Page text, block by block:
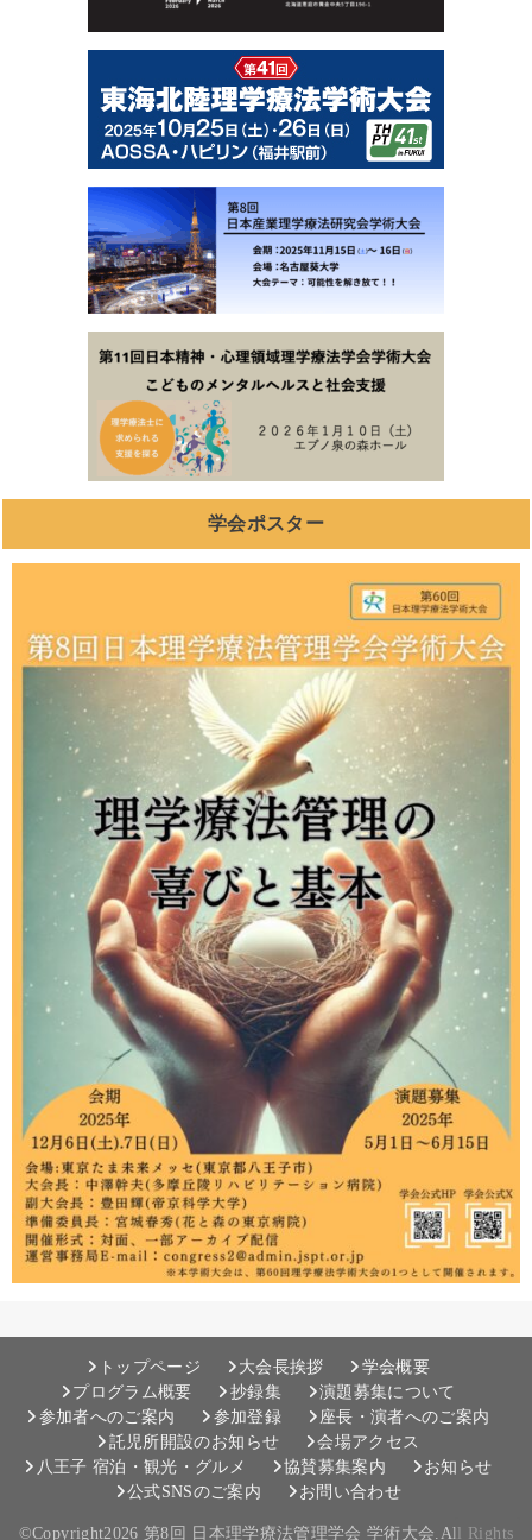
学会ポスター
トップページ 大会長挨拶
学会概要
プログラム概要
抄録集
演題募集について
参加者へのご案内
参加登録
座長・演者へのご案内
託児所開設のお知らせ
会場アクセス
八王子 宿泊・観光・グルメ
協賛募集案内
お知らせ
公式SNSのご案内
お問い合わせ
©Copyright2026 第8回 日本理学療法管理学会 学術大会.All Rights